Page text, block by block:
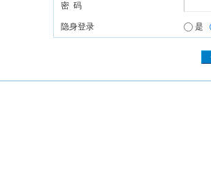
密 码
隐身登录 是